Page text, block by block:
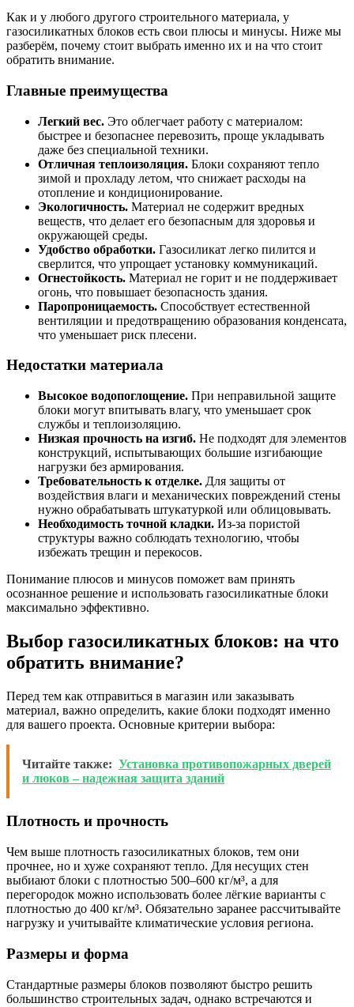
Как и у любого другого строительного материала, у
газосиликатных блоков есть свои плюсы и минусы. Ниже мы
разберём, почему стоит выбрать именно их и на что стоит
обратить внимание.
Главные преимущества
Легкий вес. Это облегчает работу с материалом:
быстрее и безопаснее перевозить, проще укладывать
даже без специальной техники.
Отличная теплоизоляция. Блоки сохраняют тепло
зимой и прохладу летом, что снижает расходы на
отопление и кондиционирование.
Экологичность. Материал не содержит вредных
веществ, что делает его безопасным для здоровья и
окружающей среды.
Удобство обработки. Газосиликат легко пилится и
сверлится, что упрощает установку коммуникаций.
Огнестойкость. Материал не горит и не поддерживает
огонь, что повышает безопасность здания.
Паропроницаемость. Способствует естественной
вентиляции и предотвращению образования конденсата,
что уменьшает риск плесени.
Недостатки материала
Высокое водопоглощение. При неправильной защите
блоки могут впитывать влагу, что уменьшает срок
службы и теплоизоляцию.
Низкая прочность на изгиб. Не подходят для элементов
конструкций, испытывающих большие изгибающие
нагрузки без армирования.
Требовательность к отделке. Для защиты от
воздействия влаги и механических повреждений стены
нужно обрабатывать штукатуркой или облицовывать.
Необходимость точной кладки. Из-за пористой
структуры важно соблюдать технологию, чтобы
избежать трещин и перекосов.
Понимание плюсов и минусов поможет вам принять
осознанное решение и использовать газосиликатные блоки
максимально эффективно.
Выбор газосиликатных блоков: на что
обратить внимание?
Перед тем как отправиться в магазин или заказывать
материал, важно определить, какие блоки подходят именно
для вашего проекта. Основные критерии выбора:
Читайте также: Установка противопожарных дверей
и люков – надежная защита зданий
Плотность и прочность
Чем выше плотность газосиликатных блоков, тем они
прочнее, но и хуже сохраняют тепло. Для несущих стен
выбиают блоки с плотностью 500–600 кг/м³, а для
перегородок можно использовать более лёгкие варианты с
плотностью до 400 кг/м³. Обязательно заранее рассчитывайте
нагрузку и учитывайте климатические условия региона.
Размеры и форма
Стандартные размеры блоков позволяют быстро решить
большинство строительных задач, однако встречаются и